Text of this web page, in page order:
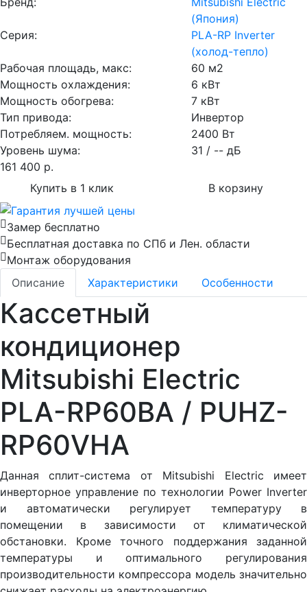
(Япония)
Серия:
PLA-RP Inverter
(холод-тепло)
Рабочая площадь, макс:
60 м2
Мощность охлаждения:
6 кВт
Мощность обогрева:
7 кВт
Тип привода:
Инвертор
Потребляем. мощность:
2400 Вт
Уровень шума:
31 / -- дБ
161 400 р.
Купить в 1 клик
В корзину
Замер бесплатно
Бесплатная доставка по СПб и Лен. области
Монтаж оборудования
Описание
Характеристики Особенности
Кассетный
кондиционер
Mitsubishi Electric
PLA-RP60BA / PUHZ-
RP60VHA
Данная сплит-система от Mitsubishi Electric имеет
инверторное управление по технологии Power Inverter
и автоматически регулирует температуру в
помещении в зависимости от климатической
обстановки. Кроме точного поддержания заданной
температуры и оптимального регулирования
производительности компрессора модель значительно